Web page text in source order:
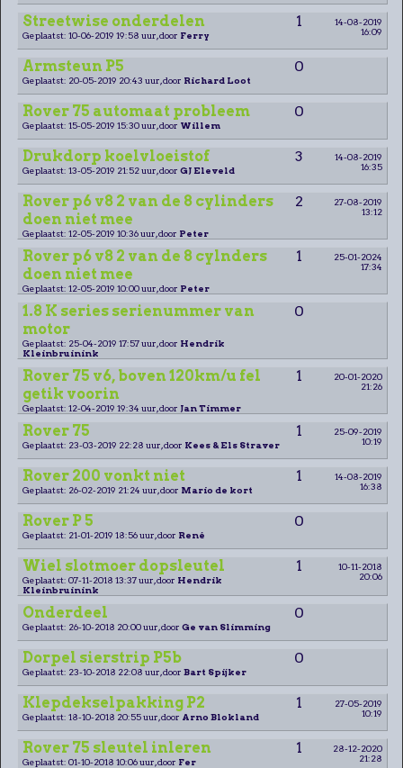
Streetwise onderdelen 1
14-08-2019
16:09
Geplaatst: 10-06-2019 19:58 uur, door Ferry
Armsteun P5 0
Geplaatst: 20-05-2019 20:43 uur, door Richard Loot
Rover 75 automaat probleem 0
Geplaatst: 15-05-2019 15:30 uur, door Willem
Drukdorp koelvloeistof 3
14-08-2019
16:35
Geplaatst: 13-05-2019 21:52 uur, door GJ Eleveld
Rover p6 v8 2 van de 8 cylinders
doen niet mee
2
27-08-2019
13:12
Geplaatst: 12-05-2019 10:36 uur, door Peter
Rover p6 v8 2 van de 8 cylnders
doen niet mee
1
25-01-2024
17:34
Geplaatst: 12-05-2019 10:00 uur, door Peter
1.8 K series serienummer van
motor
0
Geplaatst: 25-04-2019 17:57 uur, door Hendrik
Kleinbruinink
Rover 75 v6, boven 120km/u fel
getik voorin
1
20-01-2020
21:26
Geplaatst: 12-04-2019 19:34 uur, door Jan Timmer
Rover 75 1
25-09-2019
10:19
Geplaatst: 23-03-2019 22:28 uur, door Kees & Els Straver
Rover 200 vonkt niet 1
14-08-2019
16:38
Geplaatst: 26-02-2019 21:24 uur, door Mario de kort
Rover P 5 0
Geplaatst: 21-01-2019 18:56 uur, door René
Wiel slotmoer dopsleutel 1
10-11-2018
20:06
Geplaatst: 07-11-2018 13:37 uur, door Hendrik
Kleinbruinink
Onderdeel 0
Geplaatst: 26-10-2018 20:00 uur, door Ge van Slimming
Dorpel sierstrip P5b 0
Geplaatst: 23-10-2018 22:08 uur, door Bart Spijker
Klepdekselpakking P2 1
27-05-2019
10:19
Geplaatst: 18-10-2018 20:55 uur, door Arno Blokland
Rover 75 sleutel inleren 1
28-12-2020
21:28
Geplaatst: 01-10-2018 10:06 uur, door Fer